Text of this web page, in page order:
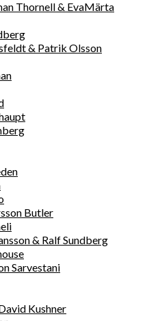
Thornell & EvaMärta
& Patrik Olsson
Butler
& Ralf Sundberg
Sarvestani
Kushner